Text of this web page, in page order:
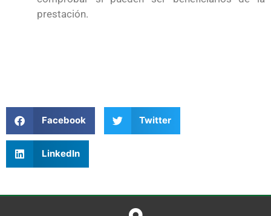
prestación.
Facebook Twitter
LinkedIn